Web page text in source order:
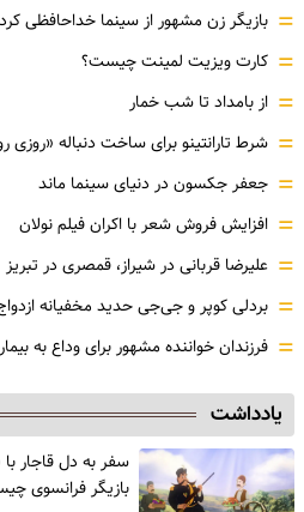
= بازیگر زن مشهور از سینما خداحافظی کرد
= کارت ویزیت لمینت چیست؟
= از بامداد تا شب خمار
= شرط تارانتینو برای ساخت دنباله «روزی
= جعفر جکسون در دنیای سینما ماند
= افزایش فروش شعر با اکران فیلم نولان
= علیرضا قربانی در شیراز، قمصری در تبریز
= بردلی کوپر و جی‌جی حدید مخفیانه
= فرزندان خواننده مشهور برای وداع به
یادداشت
سفر به دل قاجار
‌بازیگر فرانسوی